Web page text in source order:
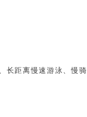
长距离慢速游泳、慢骑